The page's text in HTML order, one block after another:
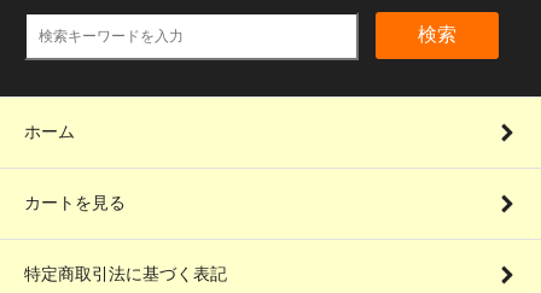
検索
ホーム
カートを見る
特定商取引法に基づく表記